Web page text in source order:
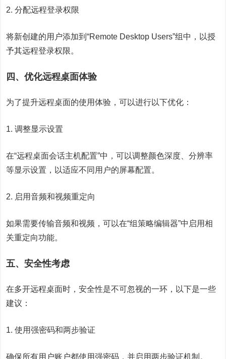
2. 分配远程登录权限
将新创建的用户添加到“Remote Desktop Users”组中，以授
予其远程登录权限。
四、优化远程桌面体验
为了提升远程桌面的使用体验，可以进行以下优化：
1. 调整显示设置
在“远程桌面会话主机配置”中，可以调整颜色深度、分辨率
等显示设置，以适应不同用户的屏幕配置。
2. 启用音频和视频重定向
如果需要传输音频和视频，可以在“组策略编辑器”中启用相
关重定向功能。
五、安全性考虑
在多开远程桌面时，安全性是不可忽视的一环，以下是一些
建议：
1. 使用强密码和两步验证
确保所有用户账户都使用强密码，并启用两步验证机制。